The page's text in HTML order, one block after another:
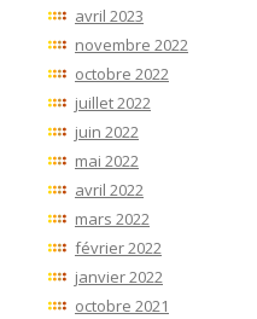
avril 2023
novembre 2022
octobre 2022
juillet 2022
juin 2022
mai 2022
avril 2022
mars 2022
février 2022
janvier 2022
octobre 2021